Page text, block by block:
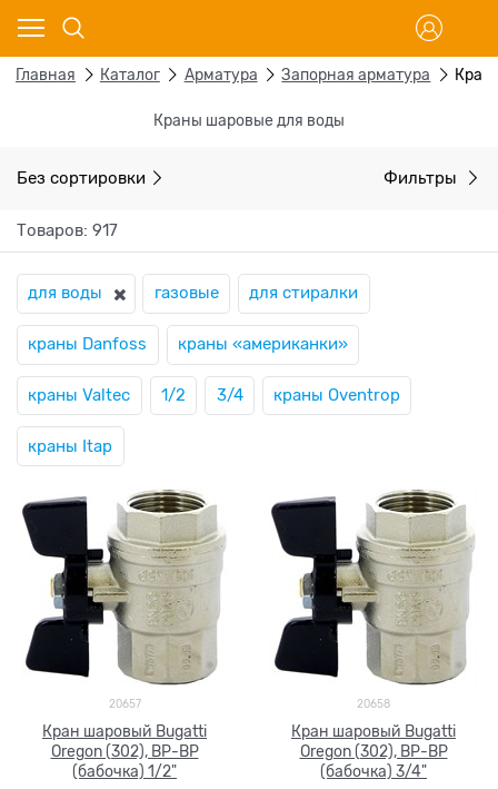
Главная Каталог Арматура Запорная арматура
Краны шаровые для воды
Без сортировки Фильтры
Товаров: 917
для воды газовые для стиралки
краны Danfoss краны «американки»
краны Valtec 1/2 3/4 краны Oventrop
краны Itap
20657
Кран шаровый Bugatti
Oregon (302), ВР-ВР
(бабочка) 1/2"
20658
Кран шаровый Bugatti
Oregon (302), ВР-ВР
(бабочка) 3/4"